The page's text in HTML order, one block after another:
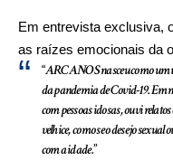
Em entrevista exclusiva,
as raízes emocionais da
“ARCANOS nasceu como um
da pandemia de Covid-19. Em
com pessoas idosas, ouvi
velhice, como se o desejo
com a idade.”